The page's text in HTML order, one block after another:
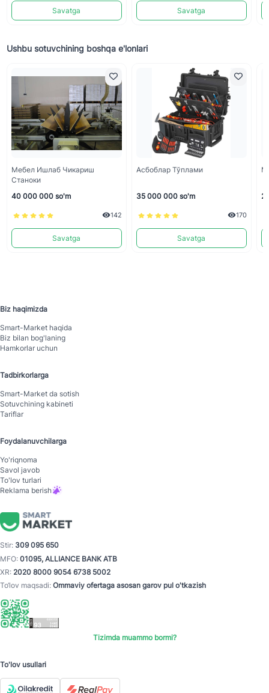
Savatga Savatga
Ushbu sotuvchining boshqa e'lonlari
Мебел Ишлаб Чикариш
Станоки
40 000 000 so'm
142
Savatga
Асбоблар Тўплами
35 000 000 so'm
170
Savatga
Biz haqimizda
Smart-Mаrket haqida
Biz bilan bog'laning
Hamkorlar uchun
Tadbirkorlarga
Smart-Mаrket da sotish
Sotuvchining kabineti
Tariflar
Foydalanuvchilarga
Yo'riqnoma
Savol javob
To'lov turlari
Reklama berish
Stir: 309 095 650
MFO: 01095, ALLIANCE BANK ATB
XR: 2020 8000 9054 6738 5002
To‘lov maqsadi: Ommaviy ofertaga asosan garov pul o'tkazish
Tizimda muammo bormi?
To'lov usullari